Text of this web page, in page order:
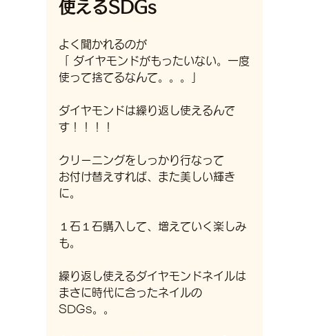
使えるSDGs
よく聞かれるのが
「 ダイヤモンドがもったいない。一度
使って捨てるなんて。。。」
ダイヤモンドは繰り返し使えるんで
す！！！！
クリーニングをしっかり行なって
お付け替えすれば、また美しい輝き
に。
１石１石購入して、増えていく楽しみ
も。
繰り返し使えるダイヤモンドネイルは
まさに時代に合ったネイルの
SDGs。。